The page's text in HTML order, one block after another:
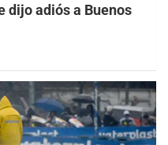
dijo adiós a Buenos